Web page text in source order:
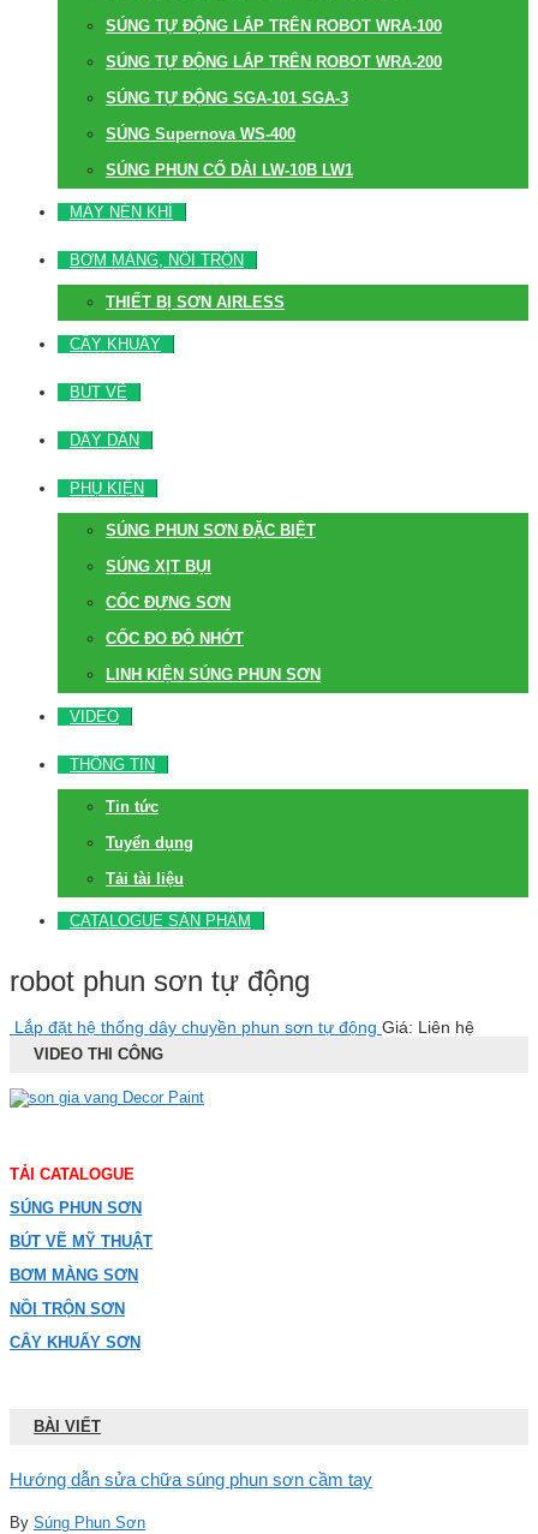
SÚNG TỰ ĐỘNG LẮP TRÊN ROBOT WRA-100
SÚNG TỰ ĐỘNG LẮP TRÊN ROBOT WRA-200
SÚNG TỰ ĐỘNG SGA-101 SGA-3
SÚNG Supernova WS-400
SÚNG PHUN CỔ DÀI LW-10B LW1
MÁY NÉN KHÍ
BƠM MÀNG, NỒI TRỘN
THIẾT BỊ SƠN AIRLESS
CÂY KHUẤY
BÚT VẼ
DÂY DẪN
PHỤ KIỆN
SÚNG PHUN SƠN ĐẶC BIỆT
SÚNG XỊT BỤI
CỐC ĐỰNG SƠN
CỐC ĐO ĐỘ NHỚT
LINH KIỆN SÚNG PHUN SƠN
VIDEO
THÔNG TIN
Tin tức
Tuyển dụng
Tải tài liệu
CATALOGUE SẢN PHẨM
robot phun sơn tự động
Lắp đặt hệ thống dây chuyền phun sơn tự động Giá: Liên hệ
VIDEO THI CÔNG
TẢI CATALOGUE
SÚNG PHUN SƠN
BÚT VẼ MỸ THUẬT
BƠM MÀNG SƠN
NỒI TRỘN SƠN
CÂY KHUẤY SƠN
BÀI VIẾT
Hướng dẫn sửa chữa súng phun sơn cầm tay
By Súng Phun Sơn